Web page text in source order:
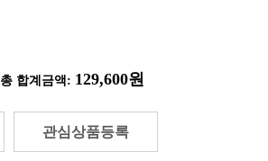
총 합계금액: 129,600원
관심상품등록